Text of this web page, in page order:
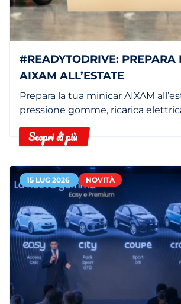
#READYTODRIVE: PREPARA
AIXAM ALL’ESTATE
Prepara la tua minicar AIXAM
pressione gomme, ricarica
Scopri di più
15 LUG 2026 NOVITÀ